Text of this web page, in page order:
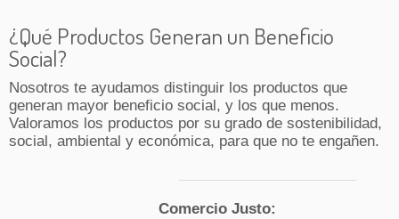
¿Qué Productos Generan un Beneficio
Social?
Nosotros te ayudamos distinguir los productos que
generan mayor beneficio social, y los que menos.
Valoramos los productos por su grado de sostenibilidad,
social, ambiental y económica, para que no te engañen.
Comercio Justo: